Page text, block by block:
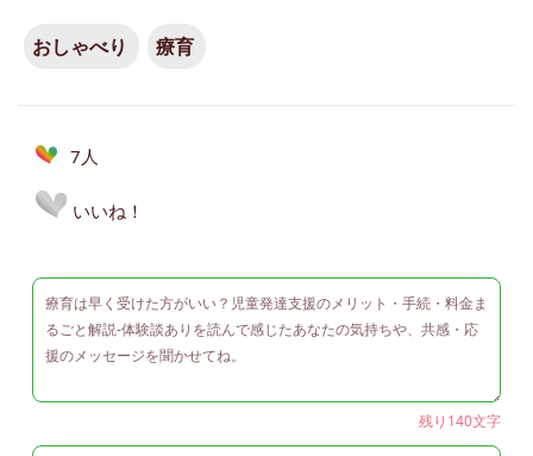
おしゃべり 療育
7人
いいね！
残り140文字